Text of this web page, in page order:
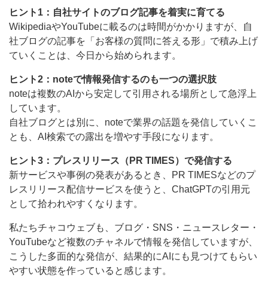
ヒント1：自社サイトのブログ記事を着実に育てる
WikipediaやYouTubeに載るのは時間がかかりますが、自
社ブログの記事を「お客様の質問に答える形」で積み上げ
ていくことは、今日から始められます。
ヒント2：noteで情報発信するのも一つの選択肢
noteは複数のAIから安定して引用される場所として急浮上
しています。
自社ブログとは別に、noteで業界の話題を発信していくこ
とも、AI検索での露出を増やす手段になります。
ヒント3：プレスリリース（PR TIMES）で発信する
新サービスや事例の発表があるとき、PR TIMESなどのプ
レスリリース配信サービスを使うと、ChatGPTの引用元
として拾われやすくなります。
私たちチャコウェブも、ブログ・SNS・ニュースレター・
YouTubeなど複数のチャネルで情報を発信していますが、
こうした多面的な発信が、結果的にAIにも見つけてもらい
やすい状態を作っていると感じます。